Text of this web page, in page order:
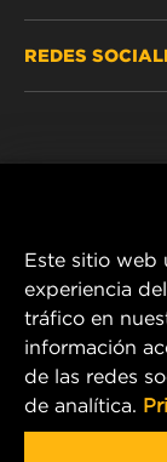
REDES
1 Wix Way
P.O. Box 1967
Gastonia, NC
Product &
Este sitio web
experiencia
tráfico en
información
de las redes
de analítica.